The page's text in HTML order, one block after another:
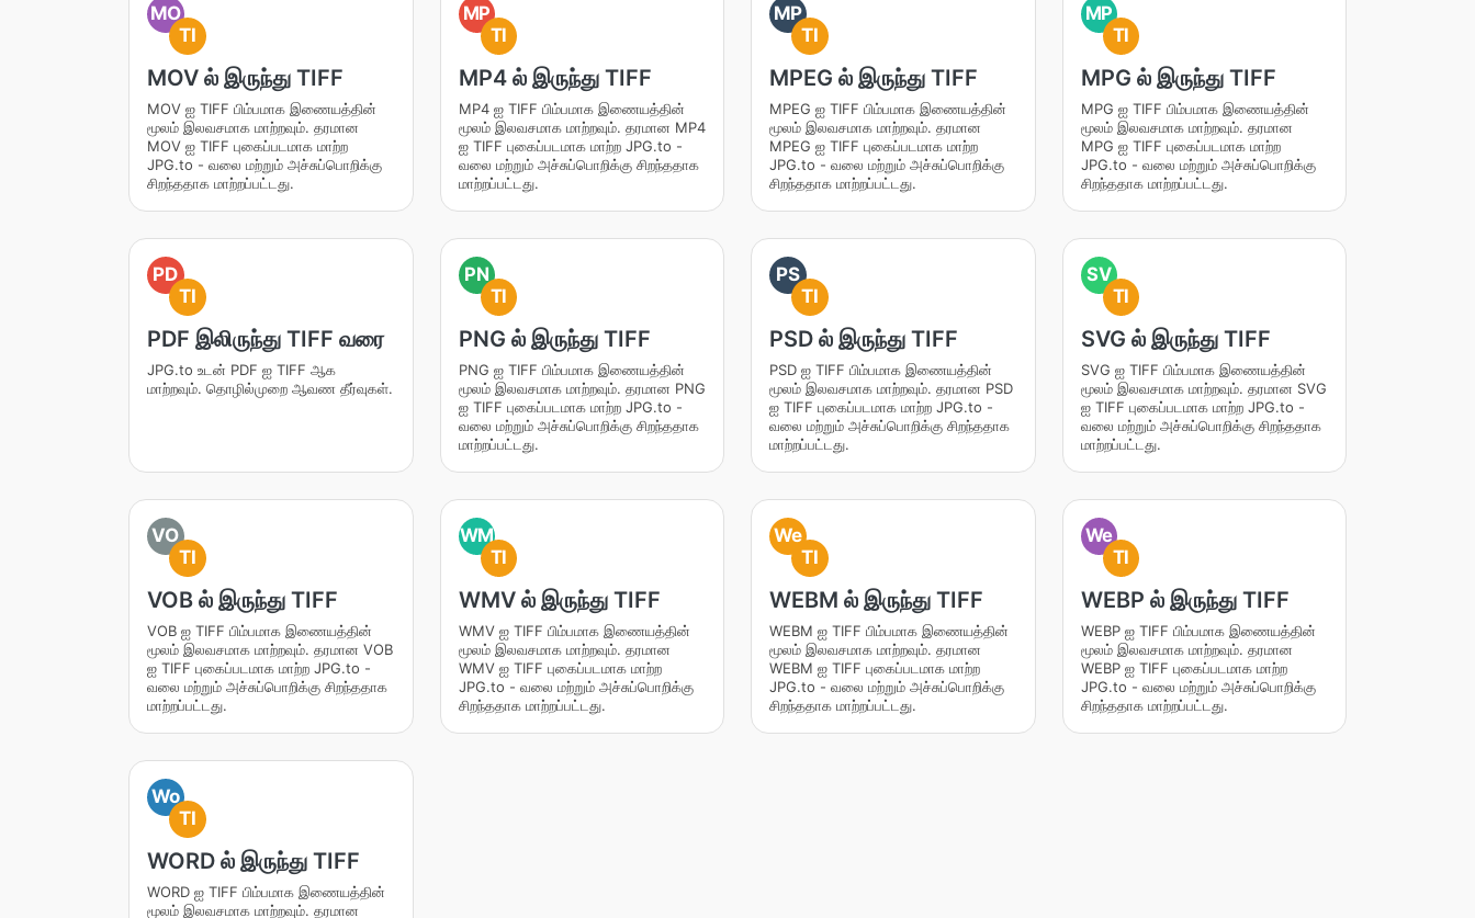
MO
TI
MOV ல் இருந்து TIFF
MOV ஐ TIFF பிம்பமாக இணையத்தின்
மூலம் இலவசமாக மாற்றவும். தரமான
MOV ஐ TIFF புகைப்படமாக மாற்ற
JPG.to - வலை மற்றும் அச்சுப்பொறிக்கு
சிறந்ததாக மாற்றப்பட்டது.
MP
TI
MP4 ல் இருந்து TIFF
MP4 ஐ TIFF பிம்பமாக இணையத்தின்
மூலம் இலவசமாக மாற்றவும். தரமான MP4
ஐ TIFF புகைப்படமாக மாற்ற JPG.to -
வலை மற்றும் அச்சுப்பொறிக்கு சிறந்ததாக
மாற்றப்பட்டது.
MP
TI
MPEG ல் இருந்து TIFF
MPEG ஐ TIFF பிம்பமாக இணையத்தின்
மூலம் இலவசமாக மாற்றவும். தரமான
MPEG ஐ TIFF புகைப்படமாக மாற்ற
JPG.to - வலை மற்றும் அச்சுப்பொறிக்கு
சிறந்ததாக மாற்றப்பட்டது.
MP
TI
MPG ல் இருந்து TIFF
MPG ஐ TIFF பிம்பமாக இணையத்தின்
மூலம் இலவசமாக மாற்றவும். தரமான
MPG ஐ TIFF புகைப்படமாக மாற்ற
JPG.to - வலை மற்றும் அச்சுப்பொறிக்கு
சிறந்ததாக மாற்றப்பட்டது.
PD
TI
PDF இலிருந்து TIFF வரை
JPG.to உடன் PDF ஐ TIFF ஆக
மாற்றவும். தொழில்முறை ஆவண தீர்வுகள்.
PN
TI
PNG ல் இருந்து TIFF
PNG ஐ TIFF பிம்பமாக இணையத்தின்
மூலம் இலவசமாக மாற்றவும். தரமான PNG
ஐ TIFF புகைப்படமாக மாற்ற JPG.to -
வலை மற்றும் அச்சுப்பொறிக்கு சிறந்ததாக
மாற்றப்பட்டது.
PS
TI
PSD ல் இருந்து TIFF
PSD ஐ TIFF பிம்பமாக இணையத்தின்
மூலம் இலவசமாக மாற்றவும். தரமான PSD
ஐ TIFF புகைப்படமாக மாற்ற JPG.to -
வலை மற்றும் அச்சுப்பொறிக்கு சிறந்ததாக
மாற்றப்பட்டது.
SV
TI
SVG ல் இருந்து TIFF
SVG ஐ TIFF பிம்பமாக இணையத்தின்
மூலம் இலவசமாக மாற்றவும். தரமான SVG
ஐ TIFF புகைப்படமாக மாற்ற JPG.to -
வலை மற்றும் அச்சுப்பொறிக்கு சிறந்ததாக
மாற்றப்பட்டது.
VO
TI
VOB ல் இருந்து TIFF
VOB ஐ TIFF பிம்பமாக இணையத்தின்
மூலம் இலவசமாக மாற்றவும். தரமான VOB
ஐ TIFF புகைப்படமாக மாற்ற JPG.to -
வலை மற்றும் அச்சுப்பொறிக்கு சிறந்ததாக
மாற்றப்பட்டது.
WM
TI
WMV ல் இருந்து TIFF
WMV ஐ TIFF பிம்பமாக இணையத்தின்
மூலம் இலவசமாக மாற்றவும். தரமான
WMV ஐ TIFF புகைப்படமாக மாற்ற
JPG.to - வலை மற்றும் அச்சுப்பொறிக்கு
சிறந்ததாக மாற்றப்பட்டது.
We
TI
WEBM ல் இருந்து TIFF
WEBM ஐ TIFF பிம்பமாக இணையத்தின்
மூலம் இலவசமாக மாற்றவும். தரமான
WEBM ஐ TIFF புகைப்படமாக மாற்ற
JPG.to - வலை மற்றும் அச்சுப்பொறிக்கு
சிறந்ததாக மாற்றப்பட்டது.
We
TI
WEBP ல் இருந்து TIFF
WEBP ஐ TIFF பிம்பமாக இணையத்தின்
மூலம் இலவசமாக மாற்றவும். தரமான
WEBP ஐ TIFF புகைப்படமாக மாற்ற
JPG.to - வலை மற்றும் அச்சுப்பொறிக்கு
சிறந்ததாக மாற்றப்பட்டது.
Wo
TI
WORD ல் இருந்து TIFF
WORD ஐ TIFF பிம்பமாக இணையத்தின்
மூலம் இலவசமாக மாற்றவும். தரமான